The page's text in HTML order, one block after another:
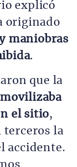
explicó
originado
maniobras
.
que la
el sitio,
terceros la
accidente.